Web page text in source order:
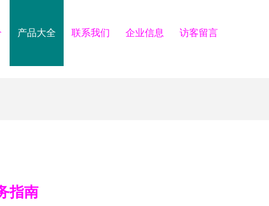
产品大全 联系我们 企业信息 访客留言
指南